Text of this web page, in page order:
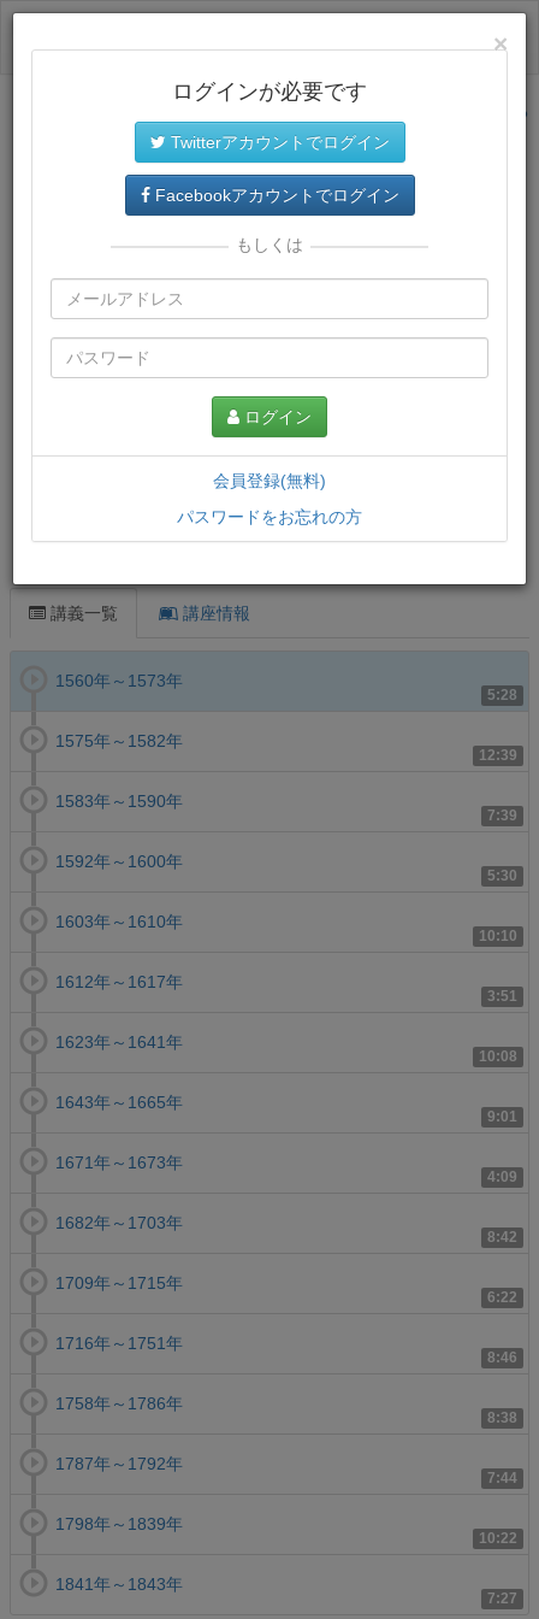
サイトトップに戻る
プレミアム会員では、教材がダウンロードでき、快適な動画
再生環境が提供されます。
講義一覧 講座情報
5:28
1560年～1573年
12:39
1575年～1582年
7:39
1583年～1590年
5:30
1592年～1600年
10:10
1603年～1610年
3:51
1612年～1617年
10:08
1623年～1641年
9:01
1643年～1665年
4:09
1671年～1673年
8:42
1682年～1703年
6:22
1709年～1715年
8:46
1716年～1751年
8:38
1758年～1786年
7:44
1787年～1792年
10:22
1798年～1839年
7:27
1841年～1843年
×
ログインが必要です
Twitterアカウントでログイン
Facebookアカウントでログイン
もしくは
ログイン
会員登録(無料)
パスワードをお忘れの方